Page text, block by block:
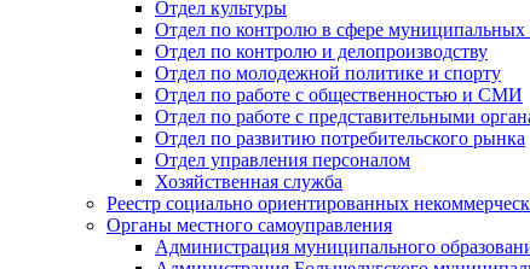
Отдел культуры
Отдел по контролю в сфере муниципальных
Отдел по контролю и делопроизводству
Отдел по молодежной политике и спорту
Отдел по работе с общественностью и СМИ
Отдел по работе с представительными
Отдел по развитию потребительского рынка
Отдел управления персоналом
Хозяйственная служба
Реестр социально ориентированных
Органы местного самоуправления
Администрация муниципального